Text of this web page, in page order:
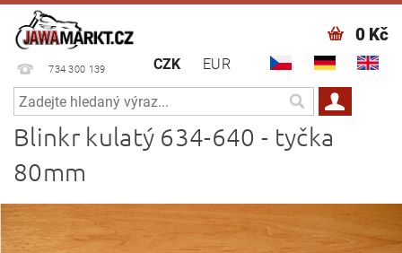
734 300 139 CZK EUR
0 Kč
Blinkr kulatý 634-640 - tyčka
80mm